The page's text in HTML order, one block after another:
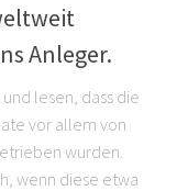
Anleger.
lesen, dass die
vor allem von
wurden.
wenn diese etwa